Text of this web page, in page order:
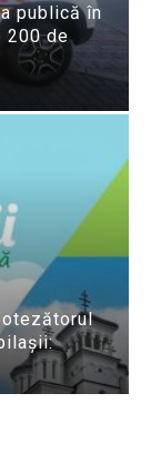
publică în
200 de